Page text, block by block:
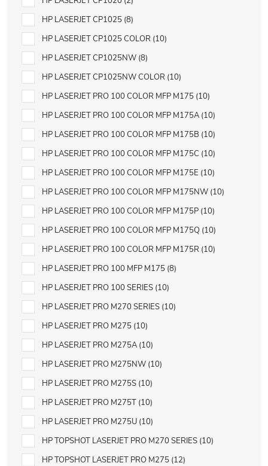
HP LASERJET CP1025 8
HP LASERJET CP1025 COLOR 10
HP LASERJET CP1025NW 8
HP LASERJET CP1025NW COLOR 10
HP LASERJET PRO 100 COLOR MFP M175 10
HP LASERJET PRO 100 COLOR MFP M175A 10
HP LASERJET PRO 100 COLOR MFP M175B 10
HP LASERJET PRO 100 COLOR MFP M175C 10
HP LASERJET PRO 100 COLOR MFP M175E 10
HP LASERJET PRO 100 COLOR MFP M175NW 10
HP LASERJET PRO 100 COLOR MFP M175P 10
HP LASERJET PRO 100 COLOR MFP M175Q 10
HP LASERJET PRO 100 COLOR MFP M175R 10
HP LASERJET PRO 100 MFP M175 8
HP LASERJET PRO 100 SERIES 10
HP LASERJET PRO M270 SERIES 10
HP LASERJET PRO M275 10
HP LASERJET PRO M275A 10
HP LASERJET PRO M275NW 10
HP LASERJET PRO M275S 10
HP LASERJET PRO M275T 10
HP LASERJET PRO M275U 10
HP TOPSHOT LASERJET PRO M270 SERIES 10
HP TOPSHOT LASERJET PRO M275 12